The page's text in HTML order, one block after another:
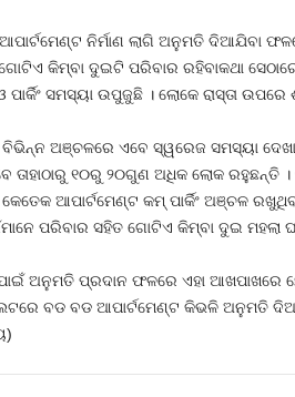
ନିର୍ମାଣ ଲାଗି ଅନୁମତି ଦିଆଯିବା
କିମ୍ବା ଦୁଇଟି ପରିବାର ରହିବାକଥା
ସମସ୍ୟା ଉପୁଜୁଛି । ଲୋକେ ରାସ୍ତା ଉପରେ
ବିଭିନ୍ନ ଅଞ୍ଚଳରେ ଏବେ ସ୍ୱରେଜ ସମସ୍ୟା
୧୦ରୁ ୨୦ଗୁଣ ଅଧିକ ଲୋକ ରହୁଛନ୍ତି
ଆପାର୍ଟମେଣ୍ଟ କମ୍‍ ପାର୍କିଂ ଅଞ୍ଚଳ
ପରିବାର ସହିତ ଗୋଟିଏ କିମ୍ବା ଦୁଇ ମହଲା
ଅନୁମତି ପ୍ରଦାନ ଫଳରେ ଏହା
ବଡ ବଡ ଆପାର୍ଟମେଣ୍ଟ କିଭଳି ଅନୁମତି